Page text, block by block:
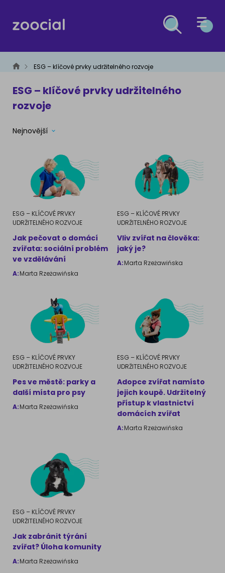
PES
ZDRAVÍ PSŮ
Prevence
VÝŽIVA PSŮ
Krmiva
Výživové poradenství
Pamlsky a doplňky stravy
VÝCHOVA PSA
Školení
MÁM PSA
Jak pochopit psa
Život se psem
PLEMENA PSŮ
Francouzský buldog
Dalmatín
Zlatý retrívr
Německý ovčák
KOČKA
ZDRAVÍ KOČEK
Léčba
Prevence
VÝŽIVA KOČEK
Krmiva
Výživové poradenství
Pamlsky a doplňky stravy
Jak rozumět kočce
Život s kočkou
Kotě doma
Školení
Příslušenství pro kočky
Britská krátkosrstá kočka
Bengálská kočka
Kanadský Sphynx
OSTATNÍ DRUHY
MALÁ ZVÍŘATA
PTÁCI
PLAZI A OBOJŽIVELNÍCI
AKVARIJNÍ RYBY
KONĚ
ESG
ČLÁNKY O ESG A UDRŽITELNÉM ROZVOJI
ESG – klíčové prvky udržitelného rozvoje
ESG – klíčové prvky udržitelného
rozvoje
Nejnovější
ESG – KLÍČOVÉ PRVKY
UDRŽITELNÉHO ROZVOJE
Jak pečovat o domácí
zvířata: sociální problém
ve vzdělávání
A:Marta Rzeżawińska
ESG – KLÍČOVÉ PRVKY
UDRŽITELNÉHO ROZVOJE
Vliv zvířat na člověka:
jaký je?
A:Marta Rzeżawińska
ESG – KLÍČOVÉ PRVKY
UDRŽITELNÉHO ROZVOJE
Pes ve městě: parky a
další místa pro psy
A:Marta Rzeżawińska
ESG – KLÍČOVÉ PRVKY
UDRŽITELNÉHO ROZVOJE
Adopce zvířat namísto
jejich koupě. Udržitelný
přístup k vlastnictví
domácích zvířat
A:Marta Rzeżawińska
ESG – KLÍČOVÉ PRVKY
UDRŽITELNÉHO ROZVOJE
Jak zabránit týrání
zvířat? Úloha komunity
A:Marta Rzeżawińska